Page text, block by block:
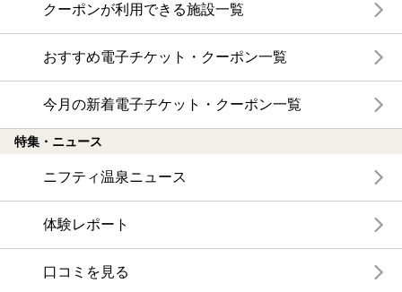
クーポンが利用できる施設一覧
おすすめ電子チケット・クーポン一覧
今月の新着電子チケット・クーポン一覧
特集・ニュース
ニフティ温泉ニュース
体験レポート
口コミを見る